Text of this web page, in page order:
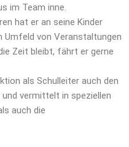
im Team inne.
hat er an seine Kinder
Umfeld von Veranstaltungen
Zeit bleibt, fährt er gerne
als Schulleiter auch den
vermittelt in speziellen
auch die